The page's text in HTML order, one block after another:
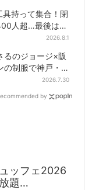
持って集合！閉
人超…最後は
2026.8.1
るのジョージ×阪
制服で神戸・
2026.7.30
by
ッフェ2026
題…